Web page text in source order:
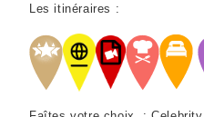
Les itinéraires :